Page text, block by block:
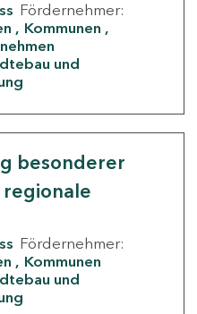
Fördernehmer:
Kommunen
und
besonderer
Fördernehmer:
Kommunen
und